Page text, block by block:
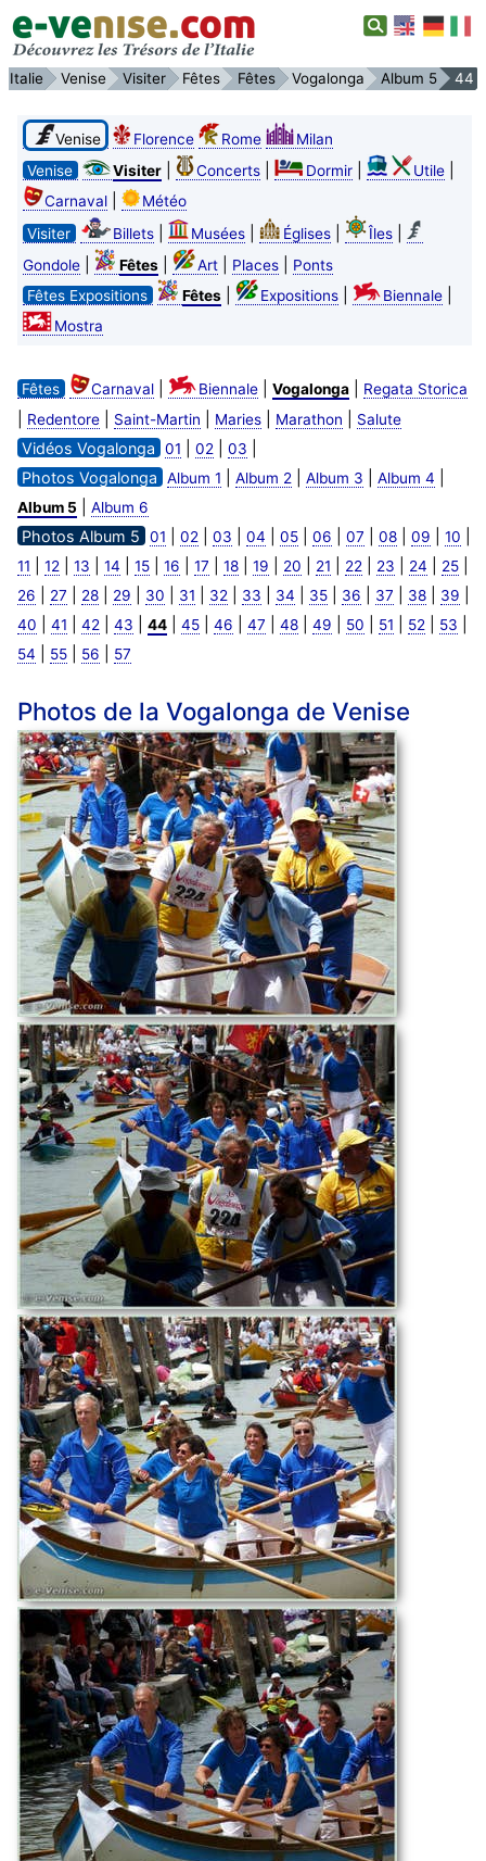
Italie Venise Visiter Fêtes Fêtes Vogalonga Album 5 44
Venise Florence Rome
Milan
Venise
Visiter| Concerts| Dormir| Utile|
Carnaval|
Météo
Visiter
Billets| Musées| Églises| Îles|
Gondole| Fêtes| Art| Places|
Ponts
Fêtes Expositions
Fêtes| Expositions| Biennale|
Mostra
Fêtes Carnaval| Biennale| Vogalonga| Regata Storica
Redentore| Saint-Martin Maries| Marathon Salute
Vidéos Vogalonga 01 02 03
Photos Vogalonga
Album 1 Album 2 Album 3 Album 4
Album 5 Album 6
Photos Album 5 01 02 03 04 05| 06 07 08| 09 10
11 12 13 14 15| 16 17 18| 19 20 21 22 23 24 25|
26 27 28| 29 30 31 32 33 34 35| 36 37 38| 39
40 41 42 43 44| 45| 46 47 48| 49 50 51 52 53
54 55| 56 57
Photos de la Vogalonga de Venise